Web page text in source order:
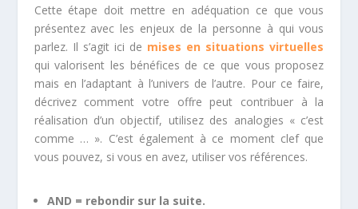
Cette étape doit mettre en adéquation ce que vous
présentez avec les enjeux de la personne à qui vous
parlez. Il s’agit ici de mises en situations virtuelles
qui valorisent les bénéfices de ce que vous proposez
mais en l’adaptant à l’univers de l’autre. Pour ce faire,
décrivez comment votre offre peut contribuer à la
réalisation d’un objectif, utilisez des analogies « c’est
comme … ». C’est également à ce moment clef que
vous pouvez, si vous en avez, utiliser vos références.
AND = rebondir sur la suite.